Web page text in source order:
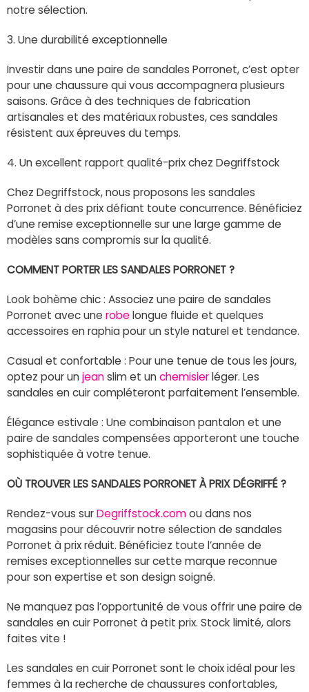
notre sélection.
3. Une durabilité exceptionnelle
Investir dans une paire de sandales Porronet, c’est opter
pour une chaussure qui vous accompagnera plusieurs
saisons. Grâce à des techniques de fabrication
artisanales et des matériaux robustes, ces sandales
résistent aux épreuves du temps.
4. Un excellent rapport qualité-prix chez Degriffstock
Chez Degriffstock, nous proposons les sandales
Porronet à des prix défiant toute concurrence. Bénéficiez
d’une remise exceptionnelle sur une large gamme de
modèles sans compromis sur la qualité.
COMMENT PORTER LES SANDALES PORRONET ?
Look bohème chic : Associez une paire de sandales
Porronet avec une robelongue fluide et quelques
accessoires en raphia pour un style naturel et tendance.
Casual et confortable : Pour une tenue de tous les jours,
optez pour unjeanslim et unchemisierléger. Les
sandales en cuir compléteront parfaitement l’ensemble.
Élégance estivale : Une combinaison pantalon et une
paire de sandales compensées apporteront une touche
sophistiquée à votre tenue.
OÙ TROUVER LES SANDALES PORRONET À PRIX DÉGRIFFÉ ?
Rendez-vous surDegriffstock.comou dans nos
magasins pour découvrir notre sélection de sandales
Porronet à prix réduit. Bénéficiez toute l’année de
remises exceptionnelles sur cette marque reconnue
pour son expertise et son design soigné.
Ne manquez pas l’opportunité de vous offrir une paire de
sandales en cuir Porronet à petit prix. Stock limité, alors
faites vite !
Les sandales en cuir Porronet sont le choix idéal pour les
femmes à la recherche de chaussures confortables,